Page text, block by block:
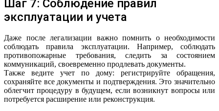
Шаг 7: Соблюдение правил
эксплуатации и учета
Даже после легализации важно помнить о необходимости
соблюдать правила эксплуатации. Например, соблюдать
противопожарные требования, следить за состоянием
коммуникаций, своевременно продлевать документы.
Также ведите учет по дому: регистрируйте обращения,
сохраняйте все документы и подтверждения. Это значительно
облегчит процедуру в будущем, если возникнут вопросы или
потребуется расширение или реконструкция.